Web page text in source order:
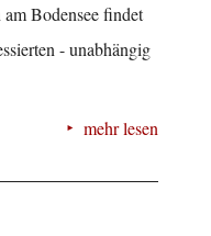
Bodensee findet
- unabhängig
mehr lesen